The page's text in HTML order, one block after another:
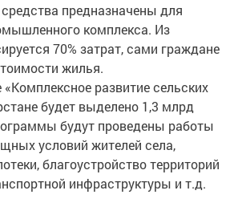
предназначены для
комплекса. Из
70% затрат, сами граждане
жилья.
развитие сельских
будет выделено 1,3 млрд
будут проведены работы
условий жителей села,
благоустройство территорий
инфраструктуры и т.д.